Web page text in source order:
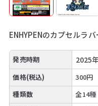
ENHYPENのカプセルラ
発売時期 2025
価格(税込)
300円
種類数
全14種